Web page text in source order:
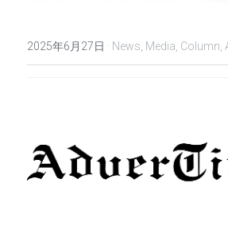
2025年6月27日 · News, Media, Column,